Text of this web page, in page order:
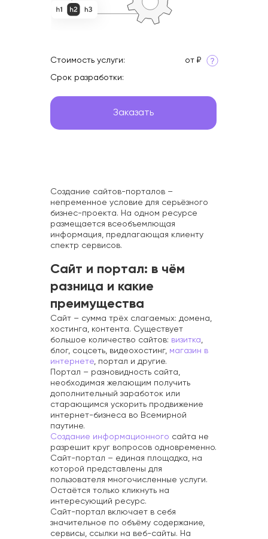
Стоимость услуги: от ₽
Срок разработки:
Заказать
Создание сайтов-порталов –
непременное условие для серьёзного
бизнес-проекта. На одном ресурсе
размещается всеобъемлющая
информация, предлагающая клиенту
спектр сервисов.
Сайт и портал: в чём
разница и какие
преимущества
Сайт – сумма трёх слагаемых: домена,
хостинга, контента. Существует
большое количество сайтов: визитка,
блог, соцсеть, видеохостинг, магазин в
интернете, портал и другие.
Портал – разновидность сайта,
необходимая желающим получить
дополнительный заработок или
старающимся ускорить продвижение
интернет-бизнеса во Всемирной
паутине.
Создание информационного сайта не
разрешит круг вопросов одновременно.
Сайт-портал – единая площадка, на
которой представлены для
пользователя многочисленные услуги.
Остаётся только кликнуть на
интересующий ресурс.
Сайт-портал включает в себя
значительное по объёму содержание,
сервисы, ссылки на веб-сайты. На